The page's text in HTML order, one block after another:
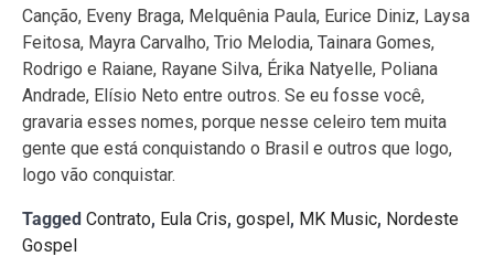
Canção, Eveny Braga, Melquênia Paula, Eurice Diniz, Laysa
Feitosa, Mayra Carvalho, Trio Melodia, Tainara Gomes,
Rodrigo e Raiane, Rayane Silva, Érika Natyelle, Poliana
Andrade, Elísio Neto entre outros. Se eu fosse você,
gravaria esses nomes, porque nesse celeiro tem muita
gente que está conquistando o Brasil e outros que logo,
logo vão conquistar.
Tagged Contrato, Eula Cris, gospel , MK Music, Nordeste
Gospel